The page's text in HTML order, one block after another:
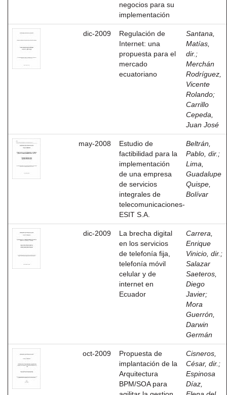
negocios para su
implementación
dic-2009
Regulación de
Internet: una
propuesta para el
mercado
ecuatoriano
Santana,
Matías,
dir. ;
Merchán
Rodríguez,
Vicente
Rolando;
Carrillo
Cepeda,
Juan José
may-2008
Estudio de
factibilidad para la
implementación
de una empresa
de servicios
integrales de
telecomunicaciones-
ESIT S.A.
Beltrán,
Pablo, dir. ;
Lima,
Guadalupe
Quispe,
Bolívar
dic-2009
La brecha digital
en los servicios
de telefonía fija,
telefonía móvil
celular y de
internet en
Ecuador
Carrera,
Enrique
Vinicio, dir. ;
Salazar
Saeteros,
Diego
Javier;
Mora
Guerrón,
Darwin
Germán
oct-2009
Propuesta de
implantación de la
Arquitectura
BPM/SOA para
Cisneros,
César, dir. ;
Espinosa
Díaz,